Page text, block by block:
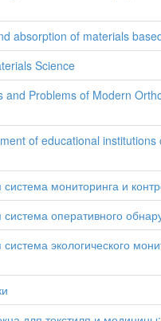
absorption of materials
Science
and Problems of Modern
of educational institutions
система мониторинга и
система оперативного
система экологического